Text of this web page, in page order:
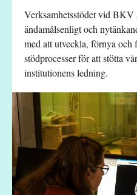
Verksamhetsstödet vid BKV
ändamålsenligt och
med att utveckla, förnya och
stödprocesser för att stötta
institutionens ledning.